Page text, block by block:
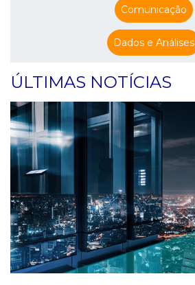
Comunicação
Dados e Análises
ÚLTIMAS NOTÍCIAS